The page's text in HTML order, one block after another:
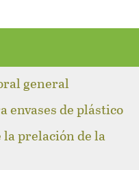
general
envases de plástico
la prelación de la